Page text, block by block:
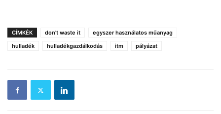
CÍMKÉK don't waste it
egyszer használatos műanyag
hulladék
hulladékgazdálkodás itm pályázat